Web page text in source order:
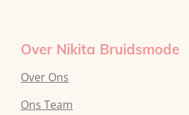
Over Nikita Bruidsmode
Over Ons
Ons Team